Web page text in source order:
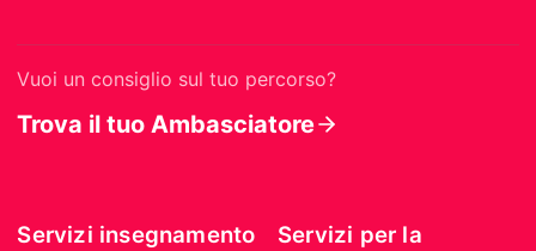
Vuoi un consiglio sul tuo percorso?
Trova il tuo Ambasciatore
Servizi insegnamento
Servizi per la